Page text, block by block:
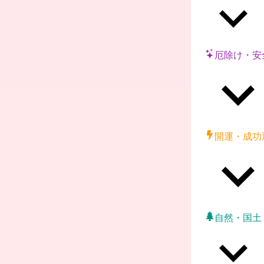
厄除け・安
開運・成功
自然・国土